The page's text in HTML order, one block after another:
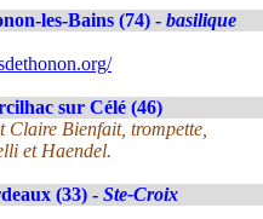
les-Bains (74) - basilique
sur Célé (46)
Claire Bienfait, trompette,
et Haendel.
(33) - Ste-Croix